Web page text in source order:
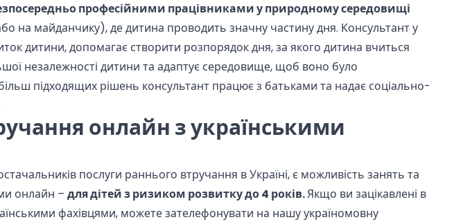
професійними працівниками у природному середовищі
на майданчику), де дитина проводить значну частину дня. Консультант у
дитини, допомагає створити розпорядок дня, за якого дитина вчиться
незалежності дитини та адаптує середовище, щоб воно було
підходящих рішень консультант працює з батьками та надає соціально-
онлайн з українськими
послуги раннього втручання в Україні, є можливість занять та
онлайн – для дітей з ризиком розвитку до 4 років.Якщо ви зацікавлені в
фахівцями, можете зателефонувати на нашу україномовну